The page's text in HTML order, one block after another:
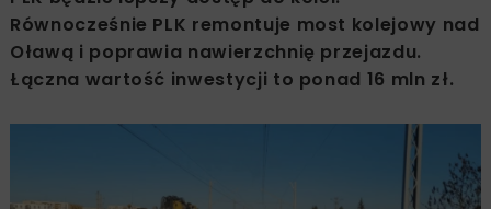
Równocześnie PLK remontuje most kolejowy nad
Oławą i poprawia nawierzchnię przejazdu.
Łączna wartość inwestycji to ponad 16 mln zł.